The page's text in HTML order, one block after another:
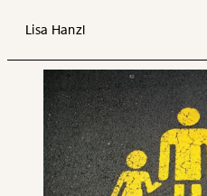
Klima
Datensätze
Paper der
Projekte
Lisa Hanzl